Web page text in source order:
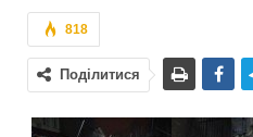
818
Поділитися